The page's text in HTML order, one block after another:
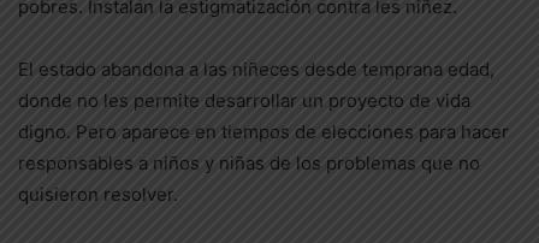
pobres. Instalan la estigmatización contra les niñez.
El estado abandona a las niñeces desde temprana edad,
donde no les permite desarrollar un proyecto de vida
digno. Pero aparece en tiempos de elecciones para hacer
responsables a niños y niñas de los problemas que no
quisieron resolver.